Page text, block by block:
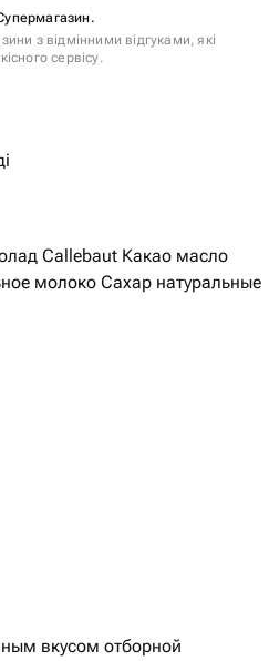
з відмінними відгуками, які
сервісу.
молоко Сахар натуральные
вкусом отборной